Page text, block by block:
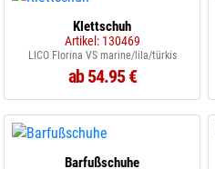
Klettschuh
Artikel: 130469
LICO Florina VS marine/lila/türkis
ab 54.95 €
Barfußschuhe